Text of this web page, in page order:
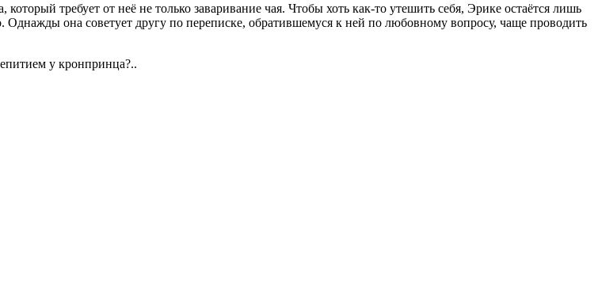
требует от неё не только заваривание чая. Чтобы хоть как-то утешить себя, Эрике остаётся лишь
Однажды она советует другу по переписке, обратившемуся к ней по любовному вопросу, чаще проводить
у кронпринца?..